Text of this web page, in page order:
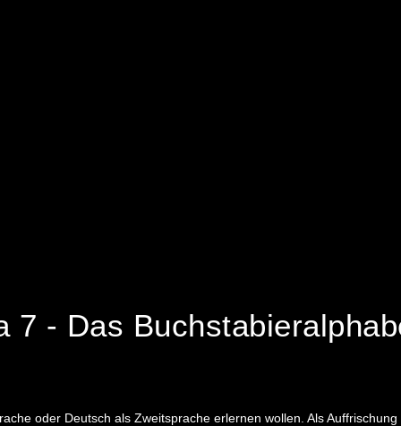
7 - Das
oder Deutsch als Zweitsprache erlernen wollen. Als